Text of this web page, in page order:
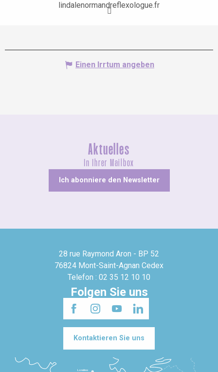
lindalenormandreflexologue.fr
Einen Irrtum angeben
Aktuelles
In Ihrer Mailbox
Ich abonniere den Newsletter
28 rue Raymond Aron - BP 52
76824 Mont-Saint-Agnan Cedex
Telefon : 02 35 12 10 10
Folgen Sie uns
Kontaktieren Sie uns
Londres